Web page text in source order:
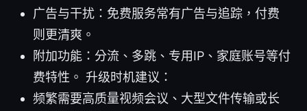
广告与干扰：免费服务常有广告与追踪，付费
则更清爽。
附加功能：分流、多跳、专用IP、家庭账号等付
费特性。 升级时机建议：
频繁需要高质量视频会议、大型文件传输或长